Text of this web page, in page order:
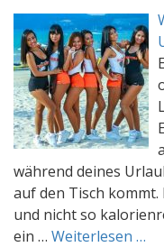
während deines
auf den Tisch
und nicht so
ein … Weiterlesen …